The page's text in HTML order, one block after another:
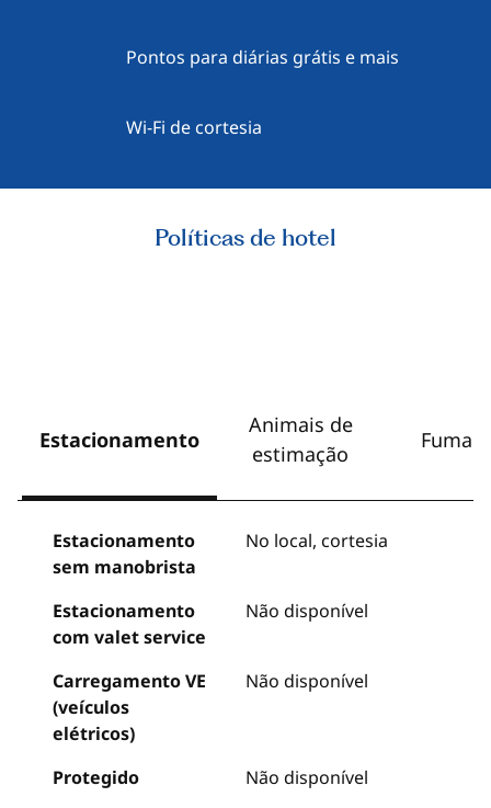
Pontos para diárias grátis e mais
Wi-Fi de cortesia
Políticas de hotel
Estacionamento
Animais de
estimação
Estacionamento
sem manobrista
No local, cortesia
Estacionamento
com valet service
Não disponível
Carregamento VE
(veículos
elétricos)
Não disponível
Protegido
Não disponível